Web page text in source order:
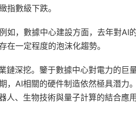
指數級下跌。
如，數據中心建設方面，去年對AI
在一定程度的泡沫化趨勢。
鏈深挖。鑒于數據中心對電力的巨
，AI相關的硬件制造依然極具潛力
人、生物技術與量子計算的結合應